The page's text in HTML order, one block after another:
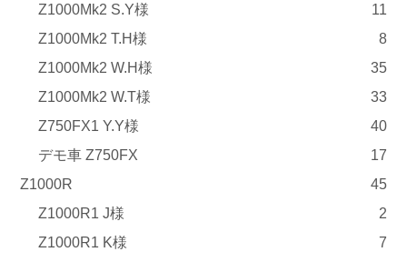
Z1000Mk2 S.Y様
11
Z1000Mk2 T.H様
8
Z1000Mk2 W.H様
35
Z1000Mk2 W.T様
33
Z750FX1 Y.Y様
40
デモ車 Z750FX
17
Z1000R
45
Z1000R1 J様
2
Z1000R1 K様
7